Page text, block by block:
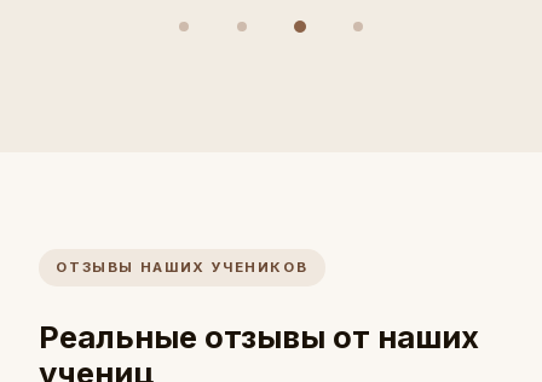
ОТЗЫВЫ НАШИХ УЧЕНИКОВ
Реальные отзывы от наших
учениц